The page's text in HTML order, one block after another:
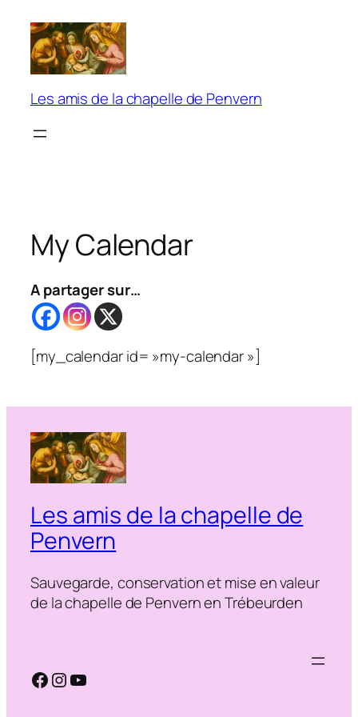
contenu
Les amis de la chapelle de Penvern
My Calendar
A partager sur…
[my_calendar id= »my-calendar »]
Les amis de la chapelle de
Penvern
Sauvegarde, conservation et mise en valeur
de la chapelle de Penvern en Trébeurden
Facebook
Instagram
YouTube